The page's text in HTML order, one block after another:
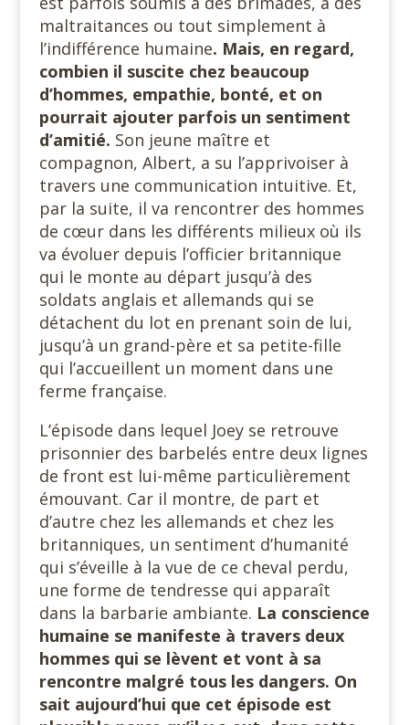
maltraitances ou tout simplement à
l’indifférence humaine. Mais, en regard,
combien il suscite chez beaucoup
d’hommes, empathie, bonté, et on
pourrait ajouter parfois un sentiment
d’amitié. Son jeune maître et
compagnon, Albert, a su l’apprivoiser à
travers une communication intuitive. Et,
par la suite, il va rencontrer des hommes
de cœur dans les différents milieux où ils
va évoluer depuis l’officier britannique
qui le monte au départ jusqu’à des
soldats anglais et allemands qui se
détachent du lot en prenant soin de lui,
jusqu’à un grand-père et sa petite-fille
qui l’accueillent un moment dans une
ferme française.
L’épisode dans lequel Joey se retrouve
prisonnier des barbelés entre deux lignes
de front est lui-même particulièrement
émouvant. Car il montre, de part et
d’autre chez les allemands et chez les
britanniques, un sentiment d’humanité
qui s’éveille à la vue de ce cheval perdu,
une forme de tendresse qui apparaît
dans la barbarie ambiante. La conscience
humaine se manifeste à travers deux
hommes qui se lèvent et vont à sa
rencontre malgré tous les dangers. On
sait aujourd’hui que cet épisode est